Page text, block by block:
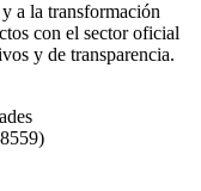
a la transformación
con el sector oficial
y de transparencia.